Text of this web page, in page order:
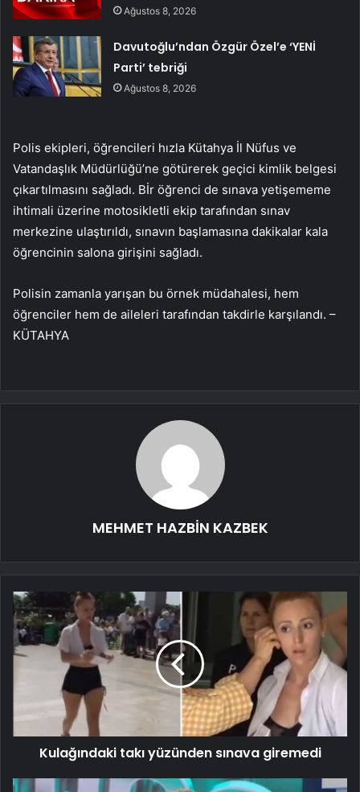
Ağustos 8, 2026
Davutoğlu’ndan Özgür Özel’e ‘YENİ
Parti’ tebriği
Ağustos 8, 2026
Polis ekipleri, öğrencileri hızla Kütahya İl Nüfus ve
Vatandaşlık Müdürlüğü’ne götürerek geçici kimlik belgesi
çıkartılmasını sağladı. Bİr öğrenci de sınava yetişememe
ihtimali üzerine motosikletli ekip tarafından sınav
merkezine ulaştırıldı, sınavın başlamasına dakikalar kala
öğrencinin salona girişini sağladı.
Polisin zamanla yarışan bu örnek müdahalesi, hem
öğrenciler hem de aileleri tarafından takdirle karşılandı. –
KÜTAHYA
MEHMET HAZBİN KAZBEK
Kulağındaki takı yüzünden sınava giremedi